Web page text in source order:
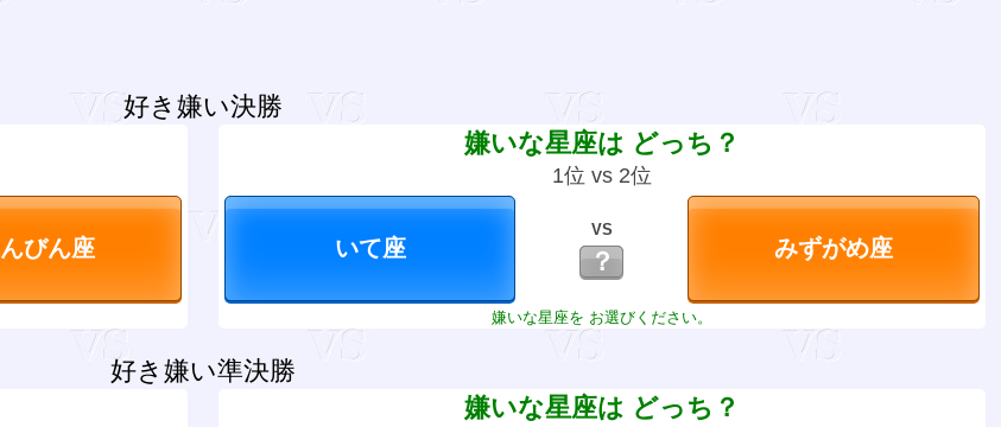
好き嫌い決勝
嫌いな星座は どっち？
1位 vs 2位
VS
？
嫌いな星座を お選びください。
好き嫌い準決勝
嫌いな星座は どっち？